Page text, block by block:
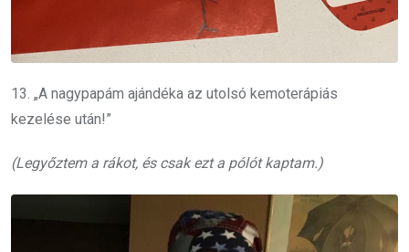
13. „A nagypapám ajándéka az utolsó kemoterápiás
kezelése után!”
(Legyőztem a rákot, és csak ezt a pólót kaptam.)